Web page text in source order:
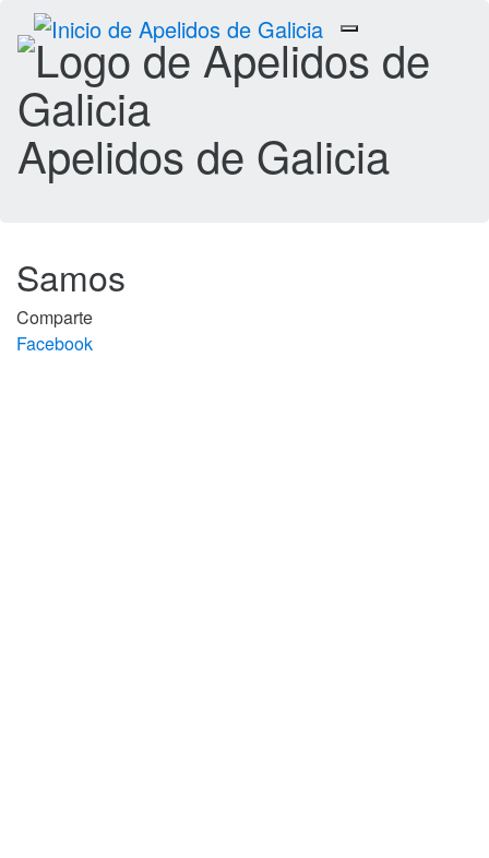
Toggle
navigation
Apelidos de Galicia
Samos
Comparte
Facebook